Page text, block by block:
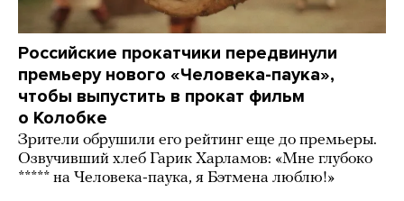
Российские прокатчики передвинули
премьеру нового «Человека-паука»,
чтобы выпустить в прокат фильм
о Колобке
Зрители обрушили его рейтинг еще до премьеры.
Озвучивший хлеб Гарик Харламов: «Мне глубоко
***** на Человека-паука, я Бэтмена люблю!»